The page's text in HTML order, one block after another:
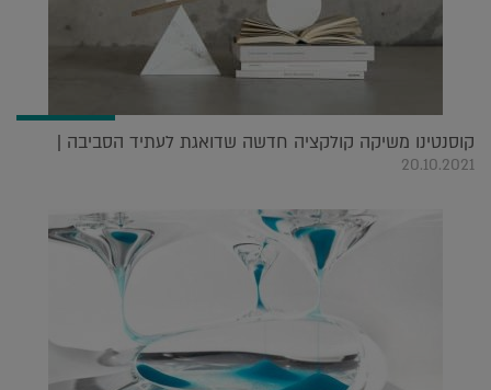
קוסנטינו משיקה קולקציה חדשה שדואגת לעתיד הסביבה |
20.10.2021